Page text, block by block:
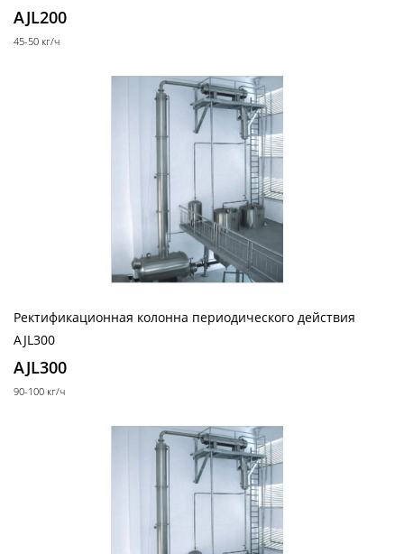
Эмалированные ёмкости
Реакторы эмалированные цельносварные
Реакторы эмалированные разъемные объемом
Реакторы эмалированные разъемные объемом
Реакторы эмалированные в
фармацевтическом исполнении
Далее
Стальные лабораторные нутч-фильтры серии
Стальные промышленные нутч-фильтры серии
Нутч-фильтры серии FD
AJL200
45-50 кг/ч
Ректификационная колонна периодического действия
AJL300
AJL300
90-100 кг/ч